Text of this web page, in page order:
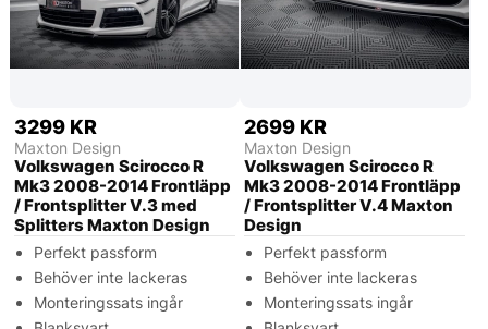
3299 KR
Maxton Design
Volkswagen Scirocco R
Mk3 2008-2014 Frontläpp
/ Frontsplitter V.3 med
Splitters Maxton Design
Perfekt passform
Behöver inte lackeras
Monteringssats ingår
2699 KR
Maxton Design
Volkswagen Scirocco R
Mk3 2008-2014 Frontläpp
/ Frontsplitter V.4 Maxton
Design
Perfekt passform
Behöver inte lackeras
Monteringssats ingår